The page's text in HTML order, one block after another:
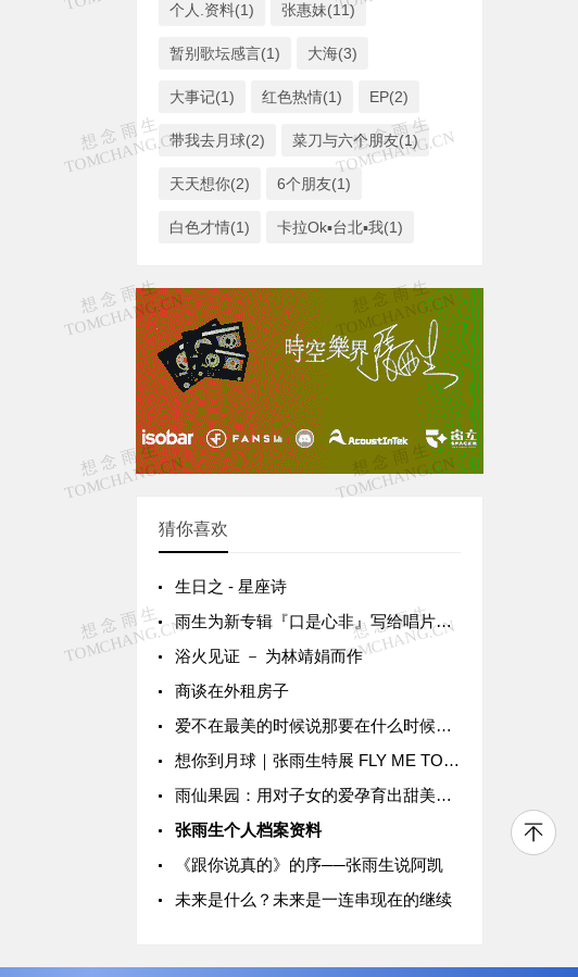
个人.资料(1) 张惠妹(11)
暂别歌坛感言(1) 大海(3)
大事记(1) 红色热情(1) EP(2)
带我去月球(2) 菜刀与六个朋友(1)
天天想你(2) 6个朋友(1)
白色才情(1) 卡拉Ok▪台北▪我(1)
猜你喜欢
生日之 - 星座诗
雨生为新专辑『口是心非』写给唱片公司的一封信
浴火见证 － 为林靖娟而作
商谈在外租房子
爱不在最美的时候说那要在什么时候说呢?
想你到月球｜张雨生特展 FLY ME TO THE MOON & BACK
雨仙果园：用对子女的爱孕育出甜美果实
张雨生个人档案资料
《跟你说真的》的序──张雨生说阿凯
未来是什么？未来是一连串现在的继续